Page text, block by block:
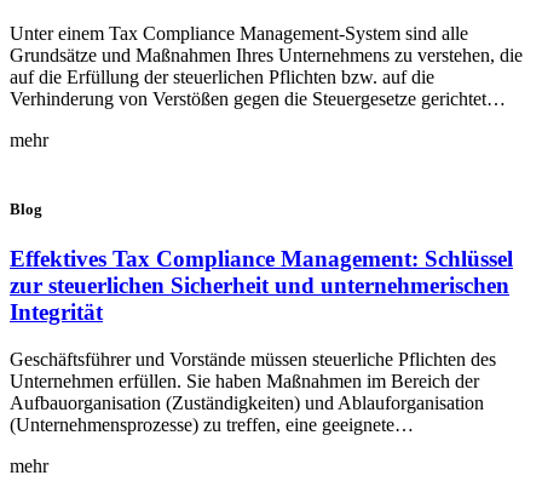
Unter einem Tax Compliance Management-System sind alle
Grundsätze und Maßnahmen Ihres Unternehmens zu verstehen, die
auf die Erfüllung der steuerlichen Pflichten bzw. auf die
Verhinderung von Verstößen gegen die Steuergesetze gerichtet…
mehr
Blog
Effektives Tax Compliance Management: Schlüssel
zur steuerlichen Sicherheit und unternehmerischen
Integrität
Geschäftsführer und Vorstände müssen steuerliche Pflichten des
Unternehmen erfüllen. Sie haben Maßnahmen im Bereich der
Aufbauorganisation (Zuständigkeiten) und Ablauforganisation
(Unternehmensprozesse) zu treffen, eine geeignete…
mehr